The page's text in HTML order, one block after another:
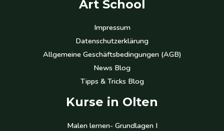
Art School
Impressum
Datenschutzerklärung
Allgemeine Geschäftsbedingungen (AGB)
News Blog
Tipps & Tricks Blog
Kurse in Olten
Malen lernen- Grundlagen I